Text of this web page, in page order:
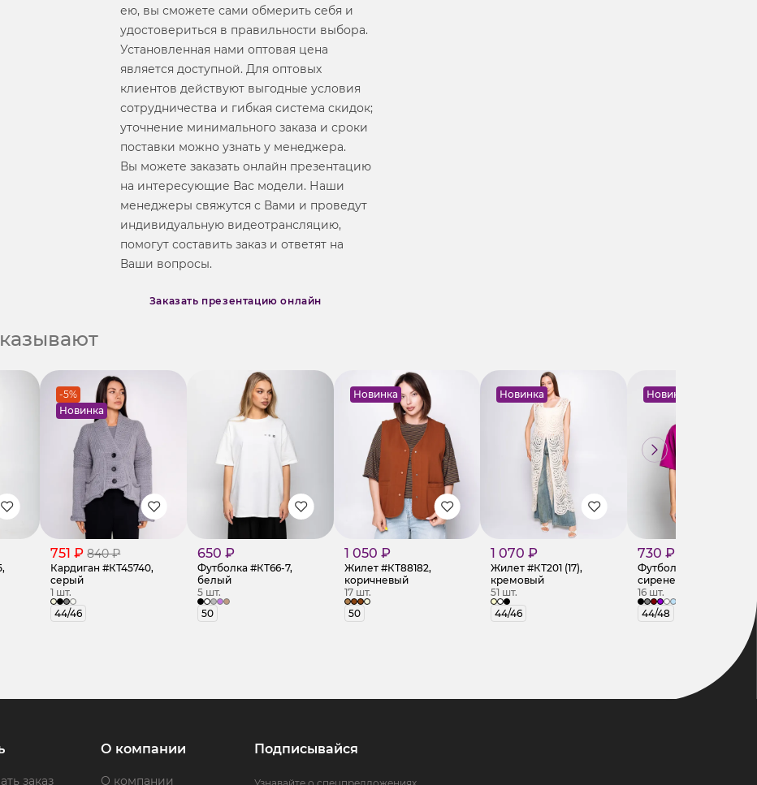
ею, вы сможете сами обмерить себя и
удостовериться в правильности выбора.
Установленная нами оптовая цена
является доступной. Для оптовых
клиентов действуют выгодные условия
сотрудничества и гибкая система скидок;
уточнение минимального заказа и сроки
поставки можно узнать у менеджера.
Вы можете заказать онлайн презентацию
на интересующие Вас модели. Наши
менеджеры свяжутся с Вами и проведут
индивидуальную видеотрансляцию,
помогут составить заказ и ответят на
Ваши вопросы.
Заказать презентацию онлайн
-5%
Новинка
751 ₽ 840 ₽
Кардиган #КТ45740,
серый
1 шт.
44/46
650 ₽
Футболка #КТ66-7,
белый
5 шт.
50
Новинка
1 050 ₽
Жилет #КТ88182,
коричневый
17 шт.
50
Новинка
1 070 ₽
Жилет #КТ201 (17),
кремовый
51 шт.
44/46
Новинка
730 ₽
Футболка #КТ2601 (3),
сиреневый
16 шт.
44/48
заказ
О компании
О компании
Подписывайся